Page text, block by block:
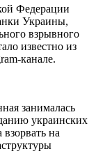
Федерации
Украины,
взрывного
известно из
канале.
занималась
украинских
на